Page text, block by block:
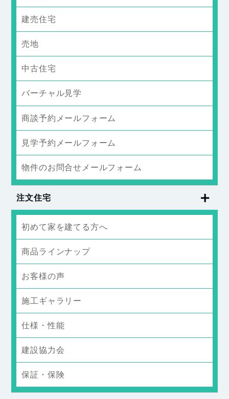
建売住宅
売地
中古住宅
バーチャル見学
商談予約メールフォーム
見学予約メールフォーム
物件のお問合せメールフォーム
注文住宅
初めて家を建てる方へ
商品ラインナップ
お客様の声
施工ギャラリー
仕様・性能
建設協力会
保証・保険